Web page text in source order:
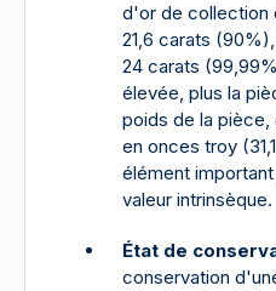
d'or de collection
21,6 carats
24 carats
élevée, plus la
poids de la pièce,
en onces troy
élément
valeur intrinsèque.
État de
conservation